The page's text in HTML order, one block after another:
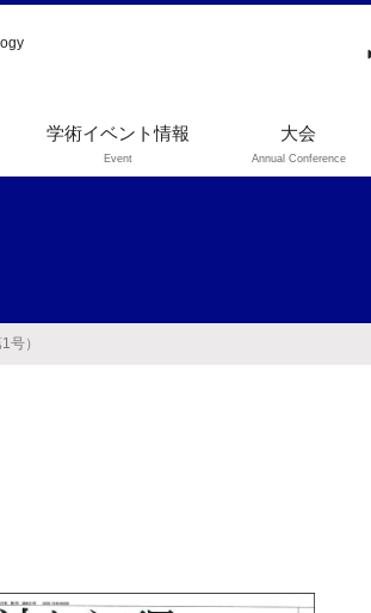
学術イベント情報
Event
大会
Annual Conference
号）